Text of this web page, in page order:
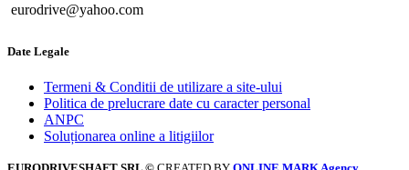
eurodrive@yahoo.com
Date Legale
Termeni & Conditii de utilizare a site-ului
Politica de prelucrare date cu caracter personal
ANPC
Soluționarea online a litigiilor